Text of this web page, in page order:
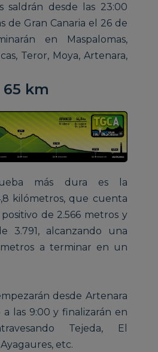
saldrán desde las 23:00
de Gran Canaria el 26 de
en Maspalomas,
Teror, Moya, Artenara,
km
más dura es la
kilómetros, que cuenta
de 2.566 metros y
3.791, alcanzando una
a terminar en un
desde Artenara
las 9:00 y finalizarán en
Tejeda, El
etc.